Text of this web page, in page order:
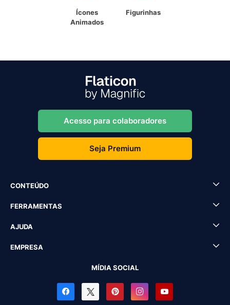
Ícones
Animados
Figurinhas
Acesso para colaboradores
Seja Premium
CONTEÚDO
FERRAMENTAS
AJUDA
EMPRESA
MÍDIA SOCIAL